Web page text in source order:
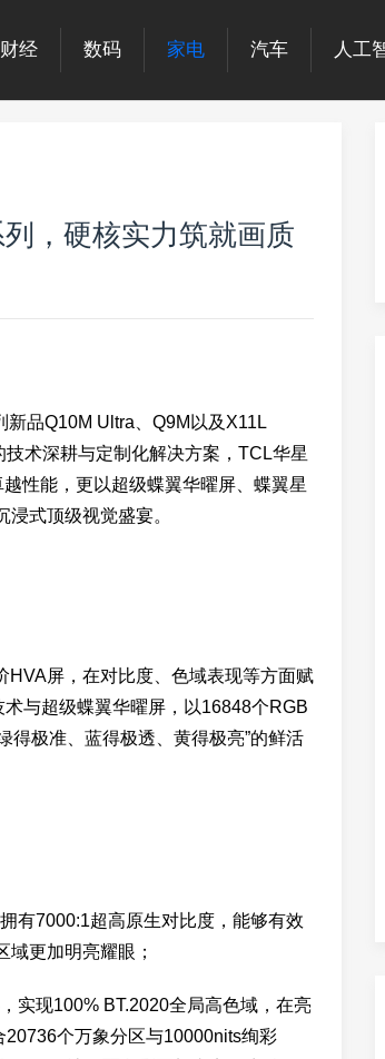
财经 数码 家电 汽车 人工
，硬核实力筑就画质
品Q10M Ultra、Q9M以及X11L
术深耕与定制化解决方案，TCL华星
性能，更以超级蝶翼华曜屏、蝶翼星
式顶级视觉盛宴。
屏，在对比度、色域表现等方面赋
与超级蝶翼华曜屏，以16848个RGB
得极准、蓝得极透、黄得极亮”的鲜活
有7000:1超高原生对比度，能够有效
更加明亮耀眼；
实现100% BT.2020全局高色域，在亮
个万象分区与10000nits绚彩